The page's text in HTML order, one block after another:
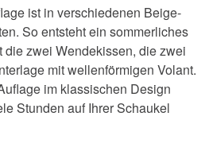
ist in verschiedenen Beige-
So entsteht ein sommerliches
zwei Wendekissen, die zwei
mit wellenförmigen Volant.
im klassischen Design
Stunden auf Ihrer Schaukel